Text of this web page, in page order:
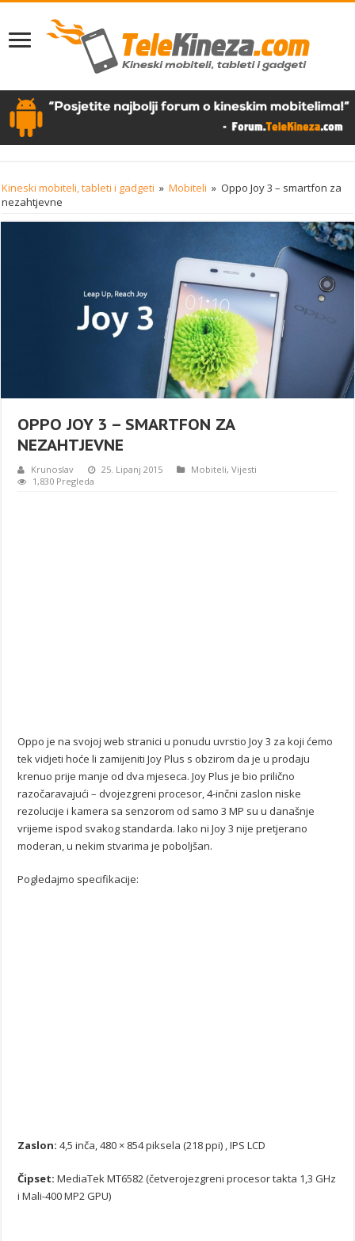
Kineski mobiteli, tableti i gadgeti » Mobiteli » Oppo Joy 3 – smartfon za
nezahtjevne
OPPO JOY 3 – SMARTFON ZA
NEZAHTJEVNE
Krunoslav 25. Lipanj 2015 Mobiteli,Vijesti
1,830 Pregleda
Oppo je na svojoj web stranici u ponudu uvrstio Joy 3 za koji ćemo
tek vidjeti hoće li zamijeniti Joy Plus s obzirom da je u prodaju
krenuo prije manje od dva mjeseca. Joy Plus je bio prilično
razočaravajući – dvojezgreni procesor, 4-inčni zaslon niske
rezolucije i kamera sa senzorom od samo 3 MP su u današnje
vrijeme ispod svakog standarda. Iako ni Joy 3 nije pretjerano
moderan, u nekim stvarima je poboljšan.
Pogledajmo specifikacije:
Zaslon: 4,5 inča, 480 × 854 piksela (218 ppi) , IPS LCD
Čipset: MediaTek MT6582 (četverojezgreni procesor takta 1,3 GHz
i Mali-400 MP2 GPU)